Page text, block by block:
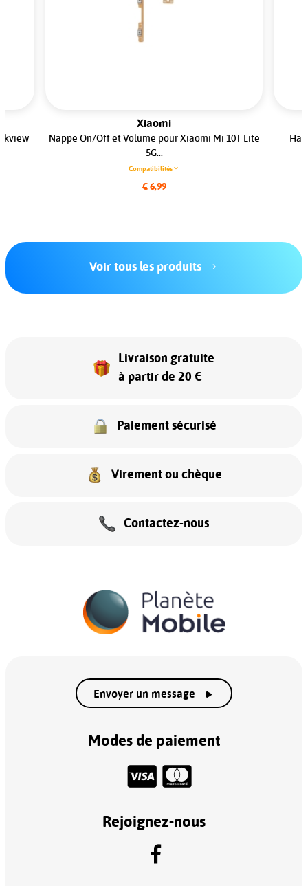
Xiaomi
Nappe On/Off et Volume pour Xiaomi Mi 10T Lite
5G...
Compatibilités
€ 6,99
Voir tous les produits
Livraison gratuite
à partir de 20 €
Paiement sécurisé
Virement ou chèque
Contactez-nous
Envoyer un message
Modes de paiement
Rejoignez-nous